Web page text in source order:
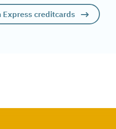
Express creditcards